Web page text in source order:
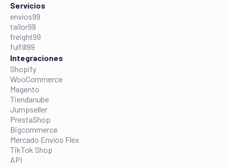
Servicios
envíos99
tailor99
freight99
fulfill99
Integraciones
Shopify
WooCommerce
Magento
Tiendanube
Jumpseller
PrestaShop
Bigcommerce
Mercado Envíos Flex
TikTok Shop
API